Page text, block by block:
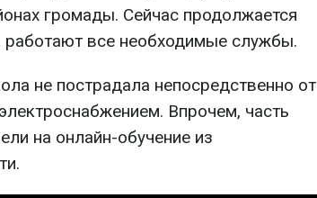
громады. Сейчас продолжается
работают все необходимые службы.
не пострадала непосредственно от
Впрочем, часть
на онлайн-обучение из